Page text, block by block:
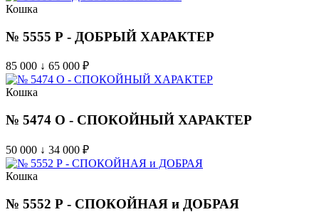
Кошка
№ 5555 Р - ДОБРЫЙ ХАРАКТЕР
85 000 ↓ 65 000 ₽
Кошка
№ 5474 O - СПОКОЙНЫЙ ХАРАКТЕР
50 000 ↓ 34 000 ₽
Кошка
№ 5552 Р - СПОКОЙНАЯ и ДОБРАЯ